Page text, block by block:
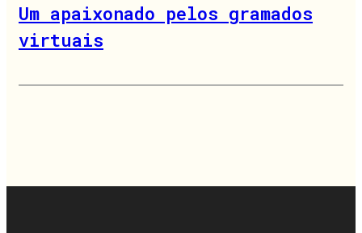
Um apaixonado pelos gramados
virtuais